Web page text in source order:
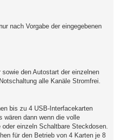
nach Vorgabe der eingegebenen
den Autostart der einzelnen
alle Kanäle Stromfrei.
bis zu 4 USB-Interfacekarten
wären dann wenn die volle
einzeln Schaltbare Steckdosen.
für den Betrieb von 4 Karten je 8